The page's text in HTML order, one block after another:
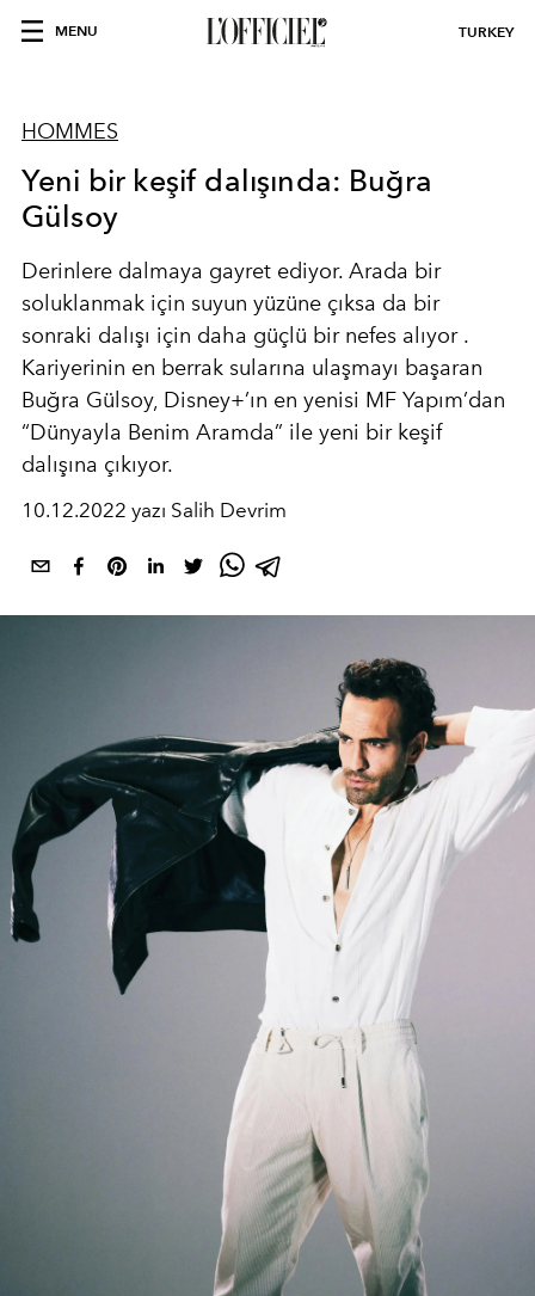
MENU TURKEY
HOMMES
Yeni bir keşif dalışında: Buğra
Gülsoy
Derinlere dalmaya gayret ediyor. Arada bir
soluklanmak için suyun yüzüne çıksa da bir
sonraki dalışı için daha güçlü bir nefes alıyor .
Kariyerinin en berrak sularına ulaşmayı başaran
Buğra Gülsoy, Disney+’ın en yenisi MF Yapım’dan
“Dünyayla Benim Aramda” ile yeni bir keşif
dalışına çıkıyor.
10.12.2022 yazı Salih Devrim